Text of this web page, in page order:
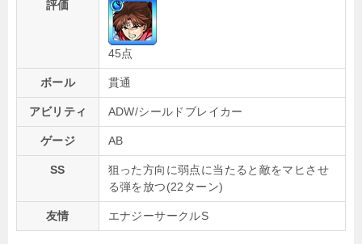
評価
45点
ボール 貫通
アビリティ ADW/シールドブレイカー
ゲージ AB
SS
狙った方向に弱点に当たると敵をマヒさせ
る弾を放つ(22ターン)
友情 エナジーサークルS